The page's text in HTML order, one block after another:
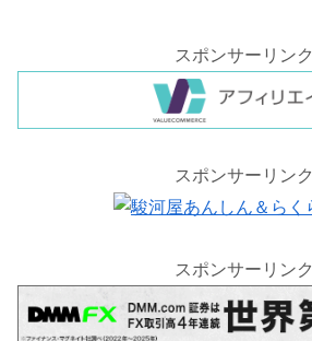
スポンサーリンク
スポンサーリンク
スポンサーリンク